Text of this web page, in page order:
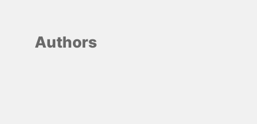
Authors